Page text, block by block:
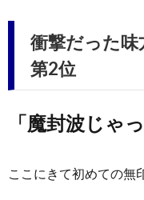
衝撃だった味
第2位
「魔封波じゃ
ここにきて初めての無